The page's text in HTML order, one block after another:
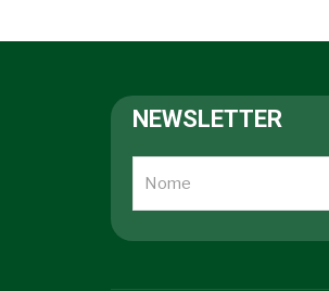
NEWSLETTER